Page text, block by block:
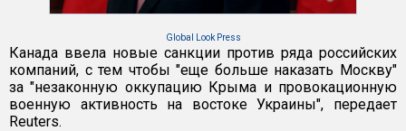
Global Look Press
Канада ввела новые санкции против ряда российских
компаний, с тем чтобы "еще больше наказать Москву"
за "незаконную оккупацию Крыма и провокационную
военную активность на востоке Украины", передает
Reuters.